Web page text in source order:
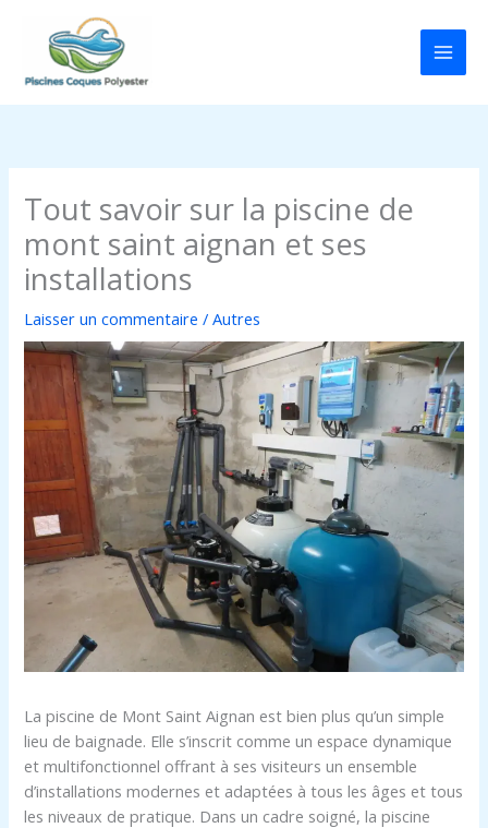
contenu
Tout savoir sur la piscine de
mont saint aignan et ses
installations
Laisser un commentaire /Autres
La piscine de Mont Saint Aignan est bien plus qu’un simple
lieu de baignade. Elle s’inscrit comme un espace dynamique
et multifonctionnel offrant à ses visiteurs un ensemble
d’installations modernes et adaptées à tous les âges et tous
les niveaux de pratique. Dans un cadre soigné, la piscine